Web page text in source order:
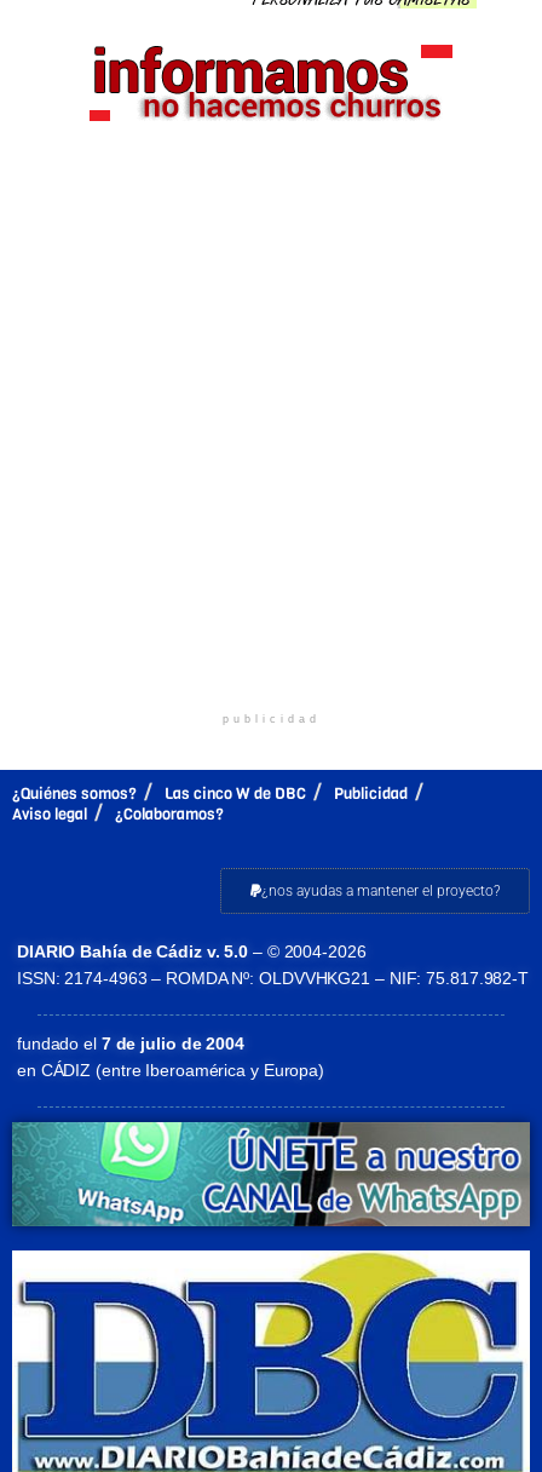
publicidad
¿Quiénes somos? Las cinco W de DBC
Publicidad
Aviso legal
¿Colaboramos?
¿nos ayudas a mantener el proyecto?
DIARIO Bahía de Cádiz v. 5.0 – © 2004-2026
ISSN: 2174-4963 – ROMDA Nº: OLDVVHKG21 – NIF: 75.817.982-T
fundado el7 de julio de 2004
en CÁDIZ (entre Iberoamérica y Europa)